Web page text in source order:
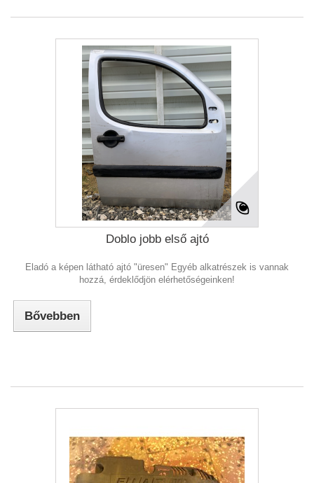
Doblo jobb első ajtó
Eladó a képen látható ajtó "üresen" Egyéb alkatrészek is vannak
hozzá, érdeklődjön elérhetőségeinken!
Bővebben